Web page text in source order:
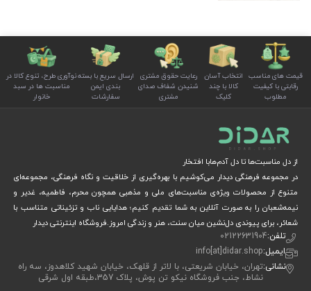
قیمت های مناسب
رقابتی با کیفیت
مطلوب
انتخاب آسان
کالا با چند
کلیک
رعایت حقوق مشتری
شنیدن شفاف صدای
مشتری
ارسال سریع با بسته
بندی ایمن
سفارشات
نوآوری طرح، تنوع کالا در
مناسبت ها در سبد
خانوار
از دل مناسبت‌ها تا دل آدم‌هابا افتخار
در مجموعه فرهنگی دیدار می‌کوشیم با بهره‌گیری از خلاقیت و نگاه فرهنگی، مجموعه‌ای
متنوع از محصولات ویژه‌ی مناسبت‌های ملی و مذهبی همچون محرم، فاطمیه، غدیر و
نیمه‌شعبان را به صورت آنلاین به شما تقدیم کنیم؛ هدایایی ناب و تزئیناتی متناسب با
شعائر، برای پیوندی دل‌نشین میان سنت، هنر و زندگی امروز.فروشگاه اینترنتی دیدار
تلفن:02122631904
ایمیل:info[at]didar.shop
نشانی:تهران، خیابان شریعتی، با لاتر از قلهک، خیابان شهید کلاهدوز، سه راه
نشاط، جنب فروشگاه نیکو تن پوش، پلاک 357،طبقه اول شرقی